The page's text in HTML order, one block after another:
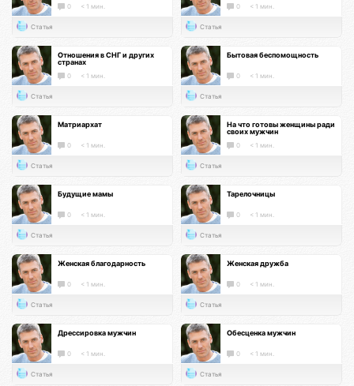
0 < 1 мин.
Статья
0 < 1 мин.
Статья
Отношения в СНГ и других
странах
0 < 1 мин.
Статья
Бытовая беспомощность
0 < 1 мин.
Статья
Матриархат
0 < 1 мин.
Статья
На что готовы женщины ради
своих мужчин
0 < 1 мин.
Статья
Будущие мамы
0 < 1 мин.
Статья
Тарелочницы
0 < 1 мин.
Статья
Женская благодарность
0 < 1 мин.
Статья
Женская дружба
0 < 1 мин.
Статья
Дрессировка мужчин
0 < 1 мин.
Статья
Обесценка мужчин
0 < 1 мин.
Статья